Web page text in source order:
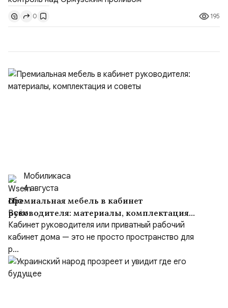
доли контроля (75 на 25). Было: Ранее Иран и Оман
контролировали пролив на паритетных началах —
50/50. Стало: Новое соглашение закрепляет за
0 195
Мобиликаса
4 августа
Премиальная мебель в кабинет
руководителя: материалы, комплектация
и советы
Кабинет руководителя или приватный рабочий
кабинет дома — это не просто пространство для
р...